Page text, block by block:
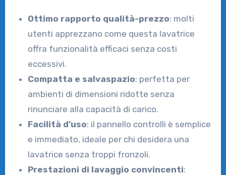
Ottimo rapporto qualità-prezzo: molti
utenti apprezzano come questa lavatrice
offra funzionalità efficaci senza costi
eccessivi.
Compatta e salvaspazio: perfetta per
ambienti di dimensioni ridotte senza
rinunciare alla capacità di carico.
Facilità d’uso: il pannello controlli è semplice
e immediato, ideale per chi desidera una
lavatrice senza troppi fronzoli.
Prestazioni di lavaggio convincenti: